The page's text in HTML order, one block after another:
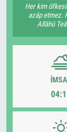
Her kim
azâp etmez.
Allâhü